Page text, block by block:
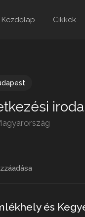
Kezdőlap Cikkek
iroda
és